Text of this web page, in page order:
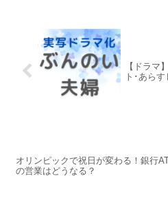
【ドラマ
ト･あら
オリンピックで祝日が変わる！銀行
の営業はどうなる？